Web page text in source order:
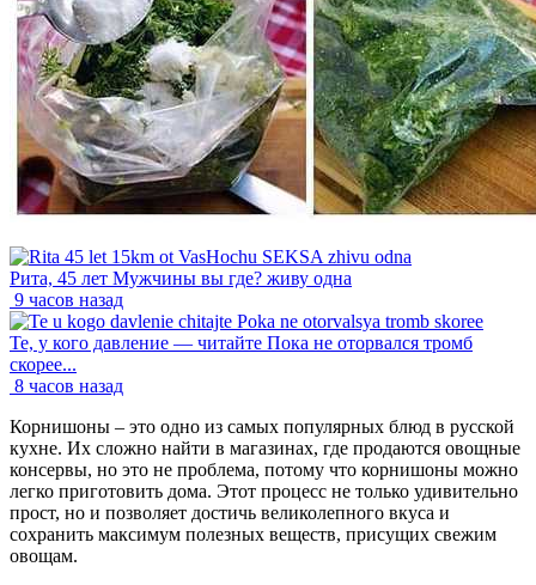
Рита, 45 лет Мужчины вы где? живу одна
9 часов назад
Те, у кого давление — читайте Пока не оторвался тромб
скорее...
8 часов назад
Корнишоны – это одно из самых популярных блюд в русской
кухне. Их сложно найти в магазинах, где продаются овощные
консервы, но это не проблема, потому что корнишоны можно
легко приготовить дома. Этот процесс не только удивительно
прост, но и позволяет достичь великолепного вкуса и
сохранить максимум полезных веществ, присущих свежим
овощам.